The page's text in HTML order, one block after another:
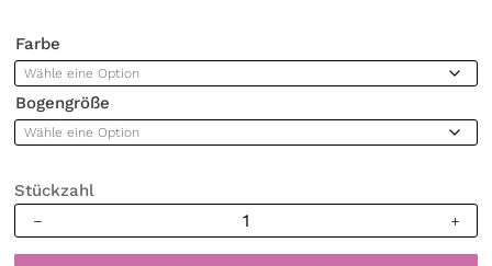
Farbe
Bogengröße
Stückzahl
Schwalben